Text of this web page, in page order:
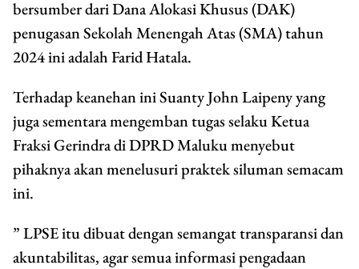
bersumber dari Dana Alokasi Khusus (DAK)
penugasan Sekolah Menengah Atas (SMA) tahun
2024 ini adalah Farid Hatala.
Terhadap keanehan ini Suanty John Laipeny yang
juga sementara mengemban tugas selaku Ketua
Fraksi Gerindra di DPRD Maluku menyebut
pihaknya akan menelusuri praktek siluman semacam
ini.
” LPSE itu dibuat dengan semangat transparansi dan
akuntabilitas, agar semua informasi pengadaan